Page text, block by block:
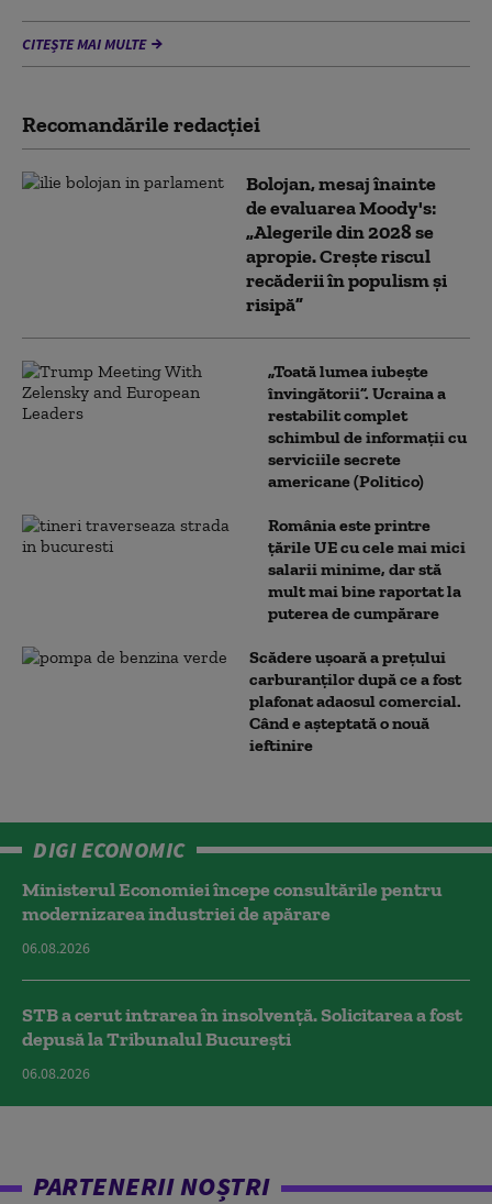
CITEȘTE MAI MULTE
Recomandările redacţiei
Bolojan, mesaj înainte
de evaluarea Moody's:
„Alegerile din 2028 se
apropie. Crește riscul
recăderii în populism și
risipă”
„Toată lumea iubește
învingătorii”. Ucraina a
restabilit complet
schimbul de informații cu
serviciile secrete
americane (Politico)
România este printre
țările UE cu cele mai mici
salarii minime, dar stă
mult mai bine raportat la
puterea de cumpărare
Scădere ușoară a prețului
carburanților după ce a fost
plafonat adaosul comercial.
Când e așteptată o nouă
ieftinire
DIGI ECONOMIC
Ministerul Economiei începe consultările pentru
modernizarea industriei de apărare
06.08.2026
STB a cerut intrarea în insolvență. Solicitarea a fost
depusă la Tribunalul București
06.08.2026
PARTENERII NOȘTRI